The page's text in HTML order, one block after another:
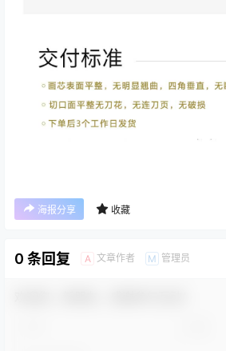
海报分享 收藏
0 条回复 A 文章作者 M 管理员